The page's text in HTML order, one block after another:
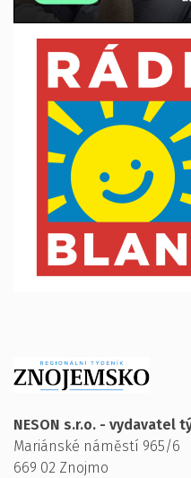
NESON s.r.o. - vydavatel
Mariánské náměstí 965/6
669 02 Znojmo